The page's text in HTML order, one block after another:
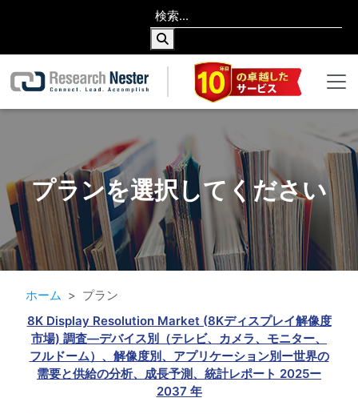
プランを選択してください
ホーム
プラン
8K Display Resolution Market (8Kディスプレイ解像度
市場) 調査―デバイス別（テレビ、カメラ、モニター、
フルドーム）、解像度別、アプリケーション別ー世界の
需要と供給の分析、成長予測、統計レポート 2025ー
2037 年